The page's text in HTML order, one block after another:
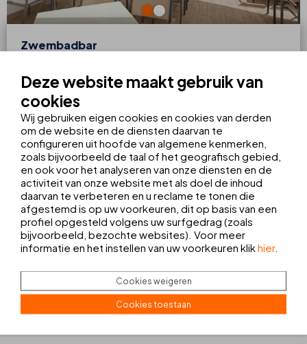
Zwembadbar
prima vermaken met eenmix van goede muziek,goede
en een op het
Onzetoegewijde professionals zorgen ervoor dat het je
aan niets ontbreekt. Of je nou 's middags eenklein hapje
wilt eten of een perfecte cocktail wilt drinken, het team van
zwembadbar
staat voor je klaar.
OPENINGSTIJDEN
MENU
ACCOMMODATIEVOORZIENINGEN OP
ALLE ZIEN
Deze website maakt gebruik van
cookies
Wij gebruiken eigen cookies en cookies van derden
om de website en de diensten daarvan te
configureren uit hoofde van algemene kenmerken,
zoals bijvoorbeeld de taal of het geografisch gebied,
en ook voor het analyseren van onze diensten en de
activiteit van onze website met als doel de inhoud
daarvan te verbeteren en u reclame te tonen die
afgestemd is op uw voorkeuren, dit op basis van een
profiel opgesteld volgens uw surfgedrag (zoals
bijvoorbeeld, bezochte websites). Voor meer
informatie en het instellen van uw voorkeuren klikhier.
Cookies weigeren
Cookies toestaan